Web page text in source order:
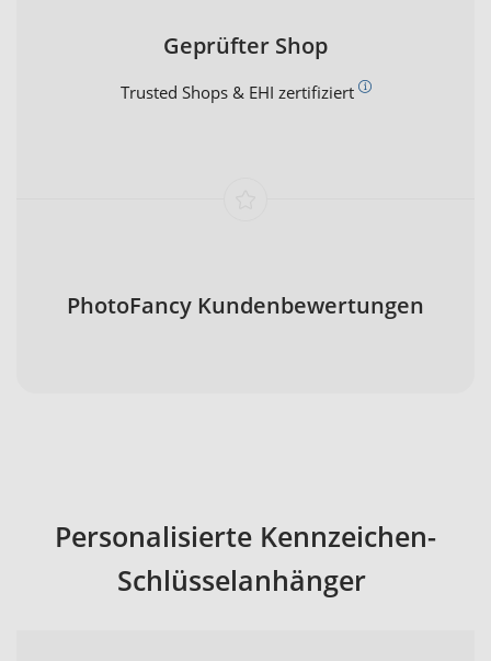
Geprüfter Shop
Trusted Shops & EHI zertifiziert
PhotoFancy Kundenbewertungen
Personalisierte Kennzeichen-
Schlüsselanhänger